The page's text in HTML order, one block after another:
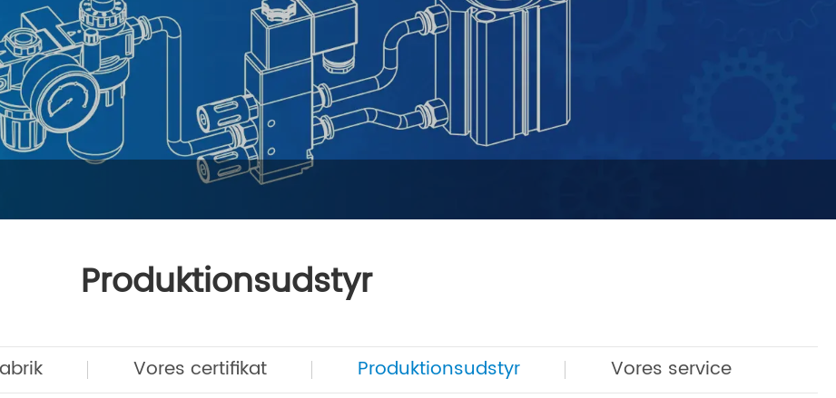
Produktionsudstyr
Vores certifikat Produktionsudstyr Vores service